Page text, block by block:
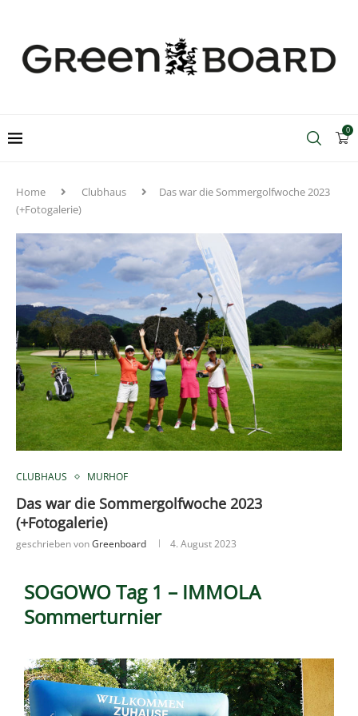
0
Home Clubhaus
Das war die Sommergolfwoche 2023
(+Fotogalerie)
CLUBHAUS MURHOF
Das war die Sommergolfwoche 2023
(+Fotogalerie)
geschrieben vonGreenboard 4. August 2023
SOGOWO Tag 1 – IMMOLA
Sommerturnier